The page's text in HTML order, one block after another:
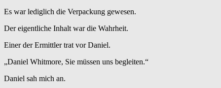
Es war lediglich die Verpackung gewesen.
Der eigentliche Inhalt war die Wahrheit.
Einer der Ermittler trat vor Daniel.
„Daniel Whitmore, Sie müssen uns begleiten.“
Daniel sah mich an.